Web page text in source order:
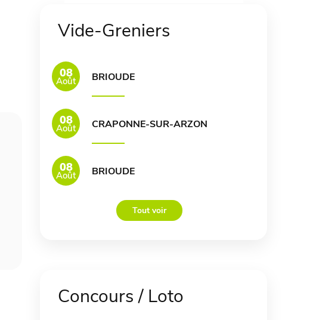
Vide-Greniers
08
Août BRIOUDE
08
Août CRAPONNE-SUR-ARZON
08
Août BRIOUDE
Tout voir
Concours / Loto